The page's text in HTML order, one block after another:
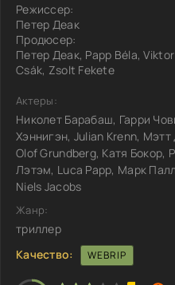
Режиссер:
Петер Деак
Продюсер:
Петер Деак, Papp Béla, Viktor
Csák, Zsolt Fekete
Актеры:
Николет Барабаш, Гарри
Хэннигэн, Julian Krenn,
Olof Grundberg, Катя Бокор,
Лэтэм, Luca Papp, Марк
Niels Jacobs
Жанр:
триллер
Качество:
WEBRIP